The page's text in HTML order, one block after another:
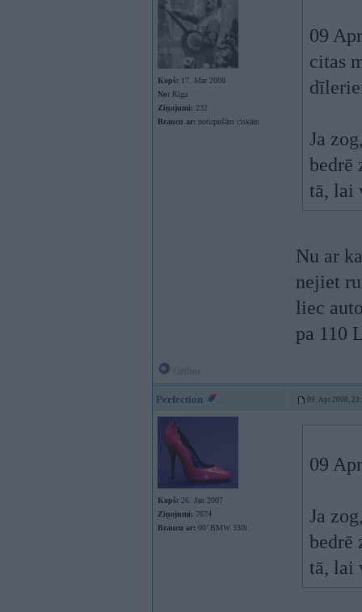
Kopš: 17. Mar 2008
No: Rīga
Ziņojumi: 232
Braucu ar: notirpušām ciskām
09
citas
Ja
bedrē
tā, lai
Nu ar
nejiet
liec
pa 110
Perfection 09. Apr 2008,
Kopš: 26. Jan 2007
Ziņojumi: 7674
Braucu ar: 00’ BMW 330i
09
Ja
bedrē
tā, lai